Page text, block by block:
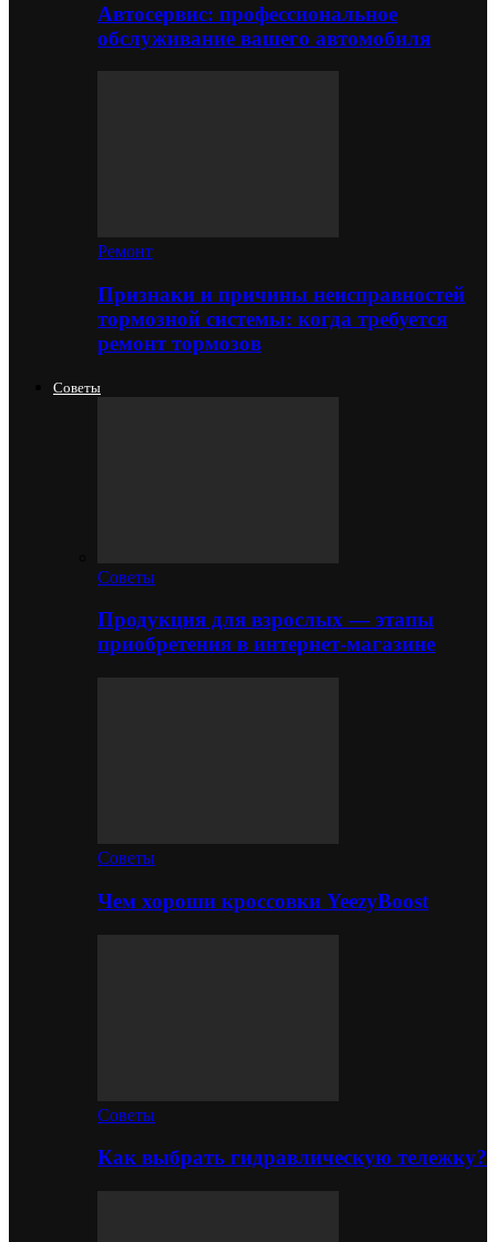
Автосервис: профессиональное
обслуживание вашего автомобиля
Ремонт
Признаки и причины неисправностей
тормозной системы: когда требуется
ремонт тормозов
Советы
Советы
Продукция для взрослых — этапы
приобретения в интернет-магазине
Советы
Чем хороши кроссовки YeezyBoost
Советы
Как выбрать гидравлическую тележку?